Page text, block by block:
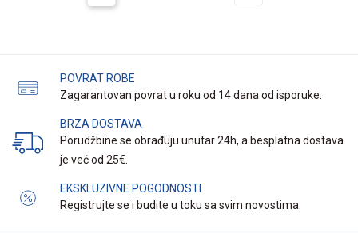
POVRAT ROBE
Zagarantovan povrat u roku od 14 dana od isporuke.
BRZA DOSTAVA
Porudžbine se obrađuju unutar 24h, a besplatna dostava
je već od 25€.
EKSKLUZIVNE POGODNOSTI
Registrujte se i budite u toku sa svim novostima.